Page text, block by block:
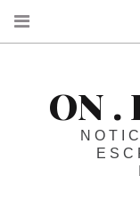
ON .